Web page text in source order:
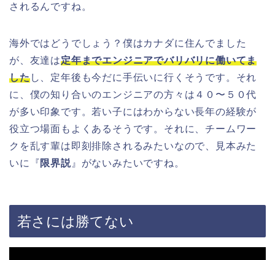
されるんですね。
海外ではどうでしょう？僕はカナダに住んでました
が、友達は定年までエンジニアでバリバリに働いてま
したし、定年後も今だに手伝いに行くそうです。それ
に、僕の知り合いのエンジニアの方々は４０〜５０代
が多い印象です。若い子にはわからない長年の経験が
役立つ場面もよくあるそうです。それに、チームワー
クを乱す輩は即刻排除されるみたいなので、見本みた
いに『限界説』がないみたいですね。
若さには勝てない